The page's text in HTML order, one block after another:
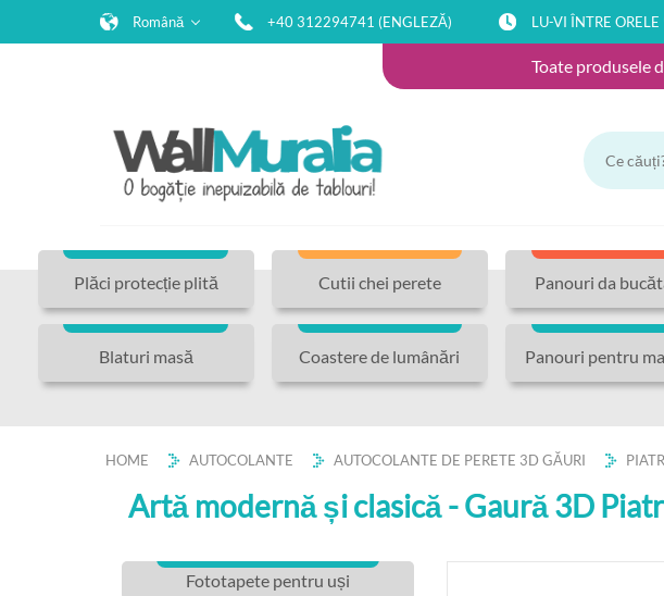
Română +40 312294741 (ENGLEZĂ) LU-VI ÎNTRE
Toate produsele
Plăci protecție plită Cutii chei perete Panouri da
Blaturi masă Coastere de lumânări Panouri pentru
HOME AUTOCOLANTE AUTOCOLANTE DE PERETE 3D GĂURI
Artă modernă și clasică - Gaură 3D
Fototapete pentru uși